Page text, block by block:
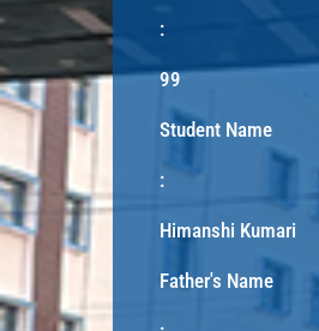
:
99
Student Name
:
Himanshi Kumari
Father's Name